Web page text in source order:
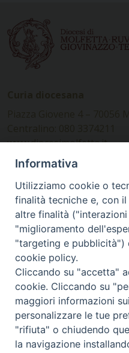
www.diocesimolfetta.it –
Ufficio Comunicazioni
Piazza Giovene 4 –
SEGUICI SU
Facebook
Instagram
X YouTube
Feed
Privacy Policy -
Informativa
Utilizziamo cookie o
finalità tecniche e, con
altre finalità
"miglioramento
"targeting e pubblicità")
cookie policy.
Cliccando su "accetta"
cookie. Cliccando su
maggiori informazioni
personalizzare le tue
"rifiuta" o chiudendo
la navigazione